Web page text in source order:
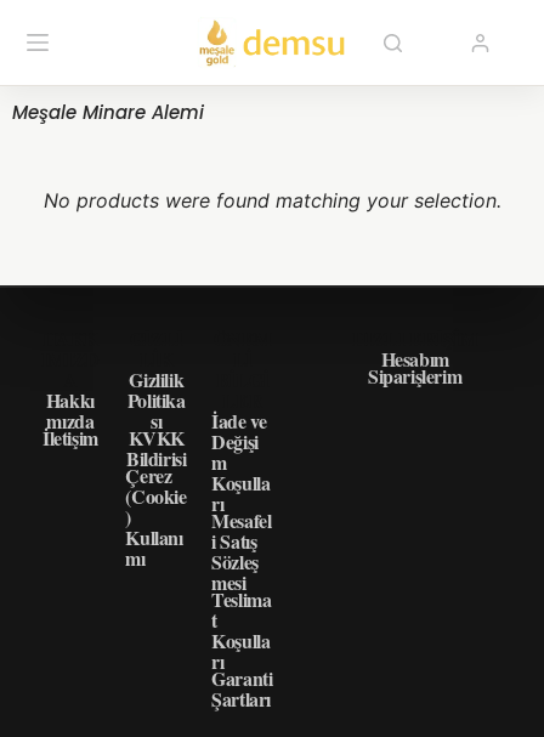
Meşale Minare Alemi
No products were found matching your selection.
Hakkı
mızda
İletişim
Gizlilik
Politika
sı
KVKK
Bildirisi
Çerez
(Cookie
)
Kullanı
mı
İade ve
Değişi
m
Koşulla
rı
Mesafel
i Satış
Sözleş
mesi
Teslima
t
Koşulla
rı
Garanti
Şartları
Hesabım
Siparişlerim